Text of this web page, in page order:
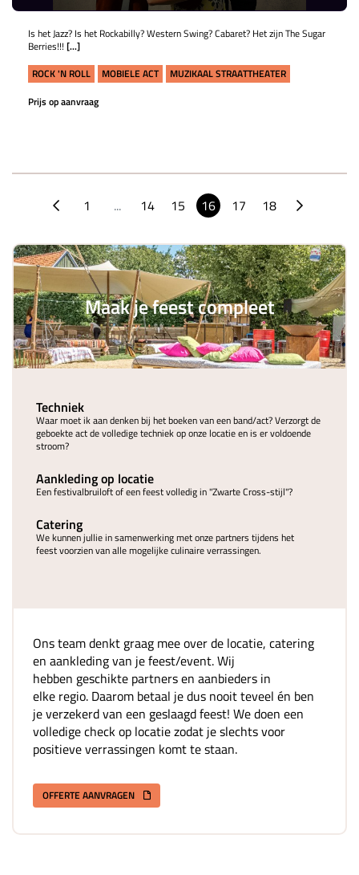
Is het Jazz? Is het Rockabilly? Western Swing? Cabaret? Het zijn The Sugar
Berries!!! [...]
ROCK 'N ROLL
MOBIELE ACT
MUZIKAAL STRAATTHEATER
Prijs op aanvraag
1 ... 14 15 16 17 18
Maak je feest compleet
Techniek
Waar moet ik aan denken bij het boeken van een band/act? Verzorgt de
geboekte act de volledige techniek op onze locatie en is er voldoende
stroom?
Aankleding op locatie
Een festivalbruiloft of een feest volledig in "Zwarte Cross-stijl"?
Catering
We kunnen jullie in samenwerking met onze partners tijdens het
feest voorzien van alle mogelijke culinaire verrassingen.
Ons team denkt graag mee over de locatie, catering
en aankleding van je feest/event. Wij
hebben geschikte partners en aanbieders in
elke regio. Daarom betaal je dus nooit teveel én ben
je verzekerd van een geslaagd feest! We doen een
volledige check op locatie zodat je slechts voor
positieve verrassingen komt te staan.
OFFERTE AANVRAGEN